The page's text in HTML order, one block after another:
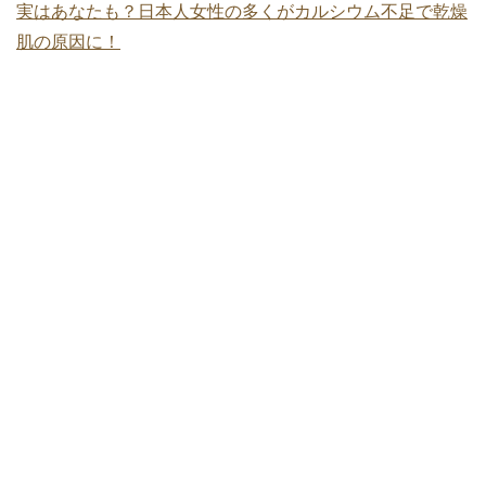
実はあなたも？日本人女性の多くがカルシウム不足で乾燥
肌の原因に！